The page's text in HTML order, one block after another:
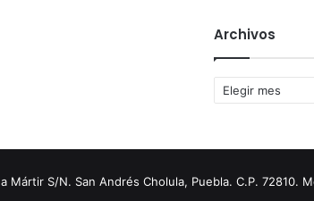
Archivos
Archivos
S/N. San Andrés Cholula, Puebla. C.P. 72810.